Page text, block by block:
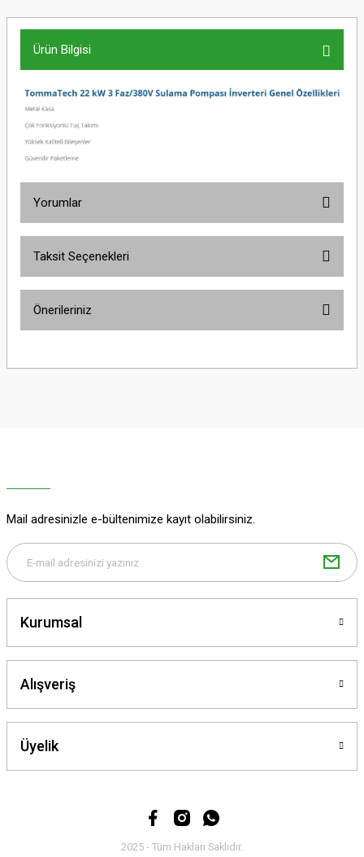
Ürün Bilgisi
Yorumlar
Taksit Seçenekleri
Önerileriniz
yetersiz gördüğünüz noktaları öneri formunu kullanarak tarafımıza
Bu ürüne benzer farklı alternatifler olmalı.
Mail adresinizle e-bültenimize kayıt olabilirsiniz.
Kurumsal
Alışveriş
Üyelik
2025 - Tüm Hakları Saklıdır.